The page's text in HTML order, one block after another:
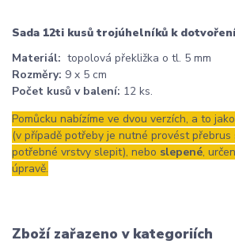
Sada 12ti kusů trojúhelníků k
Materiál: topolová překližka o tl. 5 mm
Rozměry: 9 x 5 cm
Počet kusů v balení: 12 ks.
Pomůcku nabízíme ve dvou verzích, a to jako
(v případě potřeby je nutné provést přebrus
potřebné vrstvy slepit), nebo slepené,
úpravě.
Zboží zařazeno v kategoriích